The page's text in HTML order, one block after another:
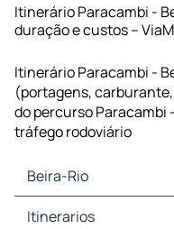
Itinerário Paracambi -
duração e custos –
Itinerário Paracambi -
(portagens,
do percurso Paracambi
tráfego rodoviário
Beira-Rio
Beira-Rio Mapas Plantas
Itinerarios